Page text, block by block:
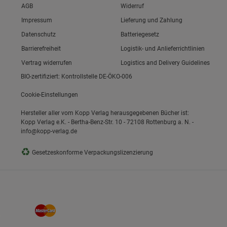
Link zum/zur
AGB
Link zum/zur
Impressum
Link zum/zur
Datenschutz
Link zum/zur
Barrierefreiheit
Vertrag widerrufen
Widerruf
Lieferung und Zahlung
Batteriegesetz
Logistik- und Anlieferrichtlinien
Logistics and Delivery Guidelines
BIO-zertifiziert: Kontrollstelle DE-ÖKO-006
Cookie-Einstellungen
Hersteller aller vom Kopp Verlag herausgegebenen Bücher ist:
Kopp Verlag e.K. - Bertha-Benz-Str. 10 - 72108 Rottenburg a. N. -
info@kopp-verlag.de
♻ Gesetzeskonforme Verpackungslizenzierung
Gruppe